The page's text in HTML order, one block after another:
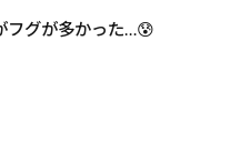
フグが多かった…😰